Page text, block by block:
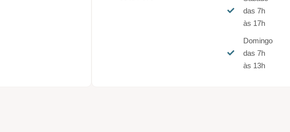
das 7h
às 17h
Domingo
das 7h
às 13h